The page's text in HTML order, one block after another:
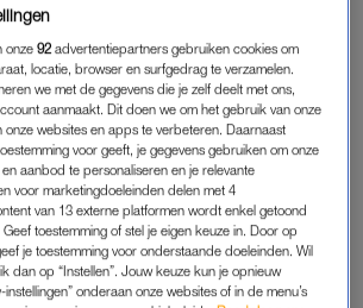
een ongelukkige gespannen versie van
steeds meer en in rap tempo. Toen haar
kg dook stopte de ongesteldheid. Dat
schelen.
'De 15-jarige Suus heeft een
cyste in haar eierstok die reikt
tot aan haar middenrif, gevuld
met meer dan vier liter vocht'
LEES OOK
onze92 advertentiepartners gebruiken cookies om
locatie, browser en surfgedrag te verzamelen.
we met de gegevens die je zelf deelt met ons,
aanmaakt. Dit doen we om het gebruik van onze
onze websites en apps te verbeteren. Daarnaast
voor geeft, je gegevens gebruiken om onze
aanbod te personaliseren en je relevante
voor marketingdoeleinden delen met 4
van 13 externe platformen wordt enkel getoond
toestemming of stel je eigen keuze in. Door op
je toestemming voor onderstaande doeleinden. Wil
dan op “Instellen”. Jouw keuze kun je opnieuw
instellingen” onderaan onze websites of in de menu’s